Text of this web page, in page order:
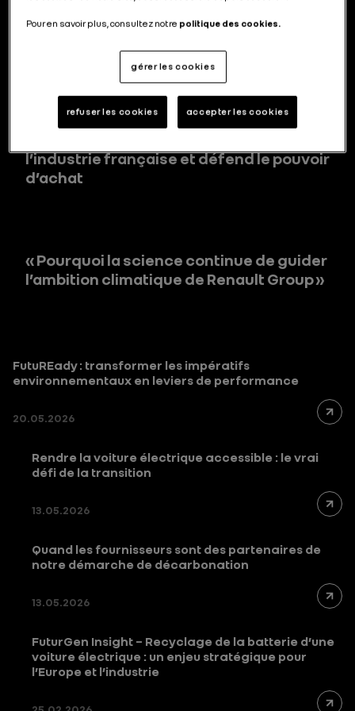
industriel local en France
l’industrie française et défend le pouvoir
d’achat
« Pourquoi la science continue de guider
l’ambition climatique de Renault Group »
FutuREady : transformer les impératifs
environnementaux en leviers de performance
20.05.2026
Rendre la voiture électrique accessible : le vrai
défi de la transition
13.05.2026
Quand les fournisseurs sont des partenaires de
notre démarche de décarbonation
13.05.2026
FuturGen Insight – Recyclage de la batterie d’une
voiture électrique : un enjeu stratégique pour
l’Europe et l’industrie
Pour en savoir plus, consultez notre politique des cookies.
gérer les cookies
refuser les cookies accepter les cookies